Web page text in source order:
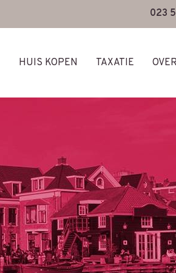
023
HUIS KOPEN TAXATIE